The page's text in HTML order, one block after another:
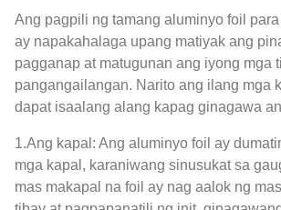
Ang pagpili ng tamang aluminyo foil
ay napakahalaga upang matiyak ang
pagganap at matugunan ang iyong mga
pangangailangan. Narito ang ilang mga
dapat isaalang alang kapag ginagawa
1.Ang kapal: Ang aluminyo foil ay
mga kapal, karaniwang sinusukat sa
mas makapal na foil ay nag aalok ng